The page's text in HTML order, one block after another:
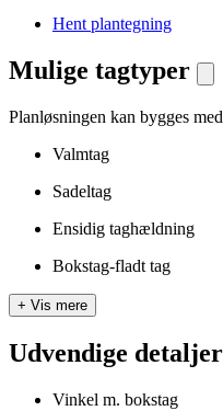
Hent plantegning
Mulige tagtyper
Planløsningen kan bygges
Valmtag
Sadeltag
Ensidig taghældning
Bokstag-fladt tag
+ Vis mere
Udvendige detaljer
Vinkel m. bokstag